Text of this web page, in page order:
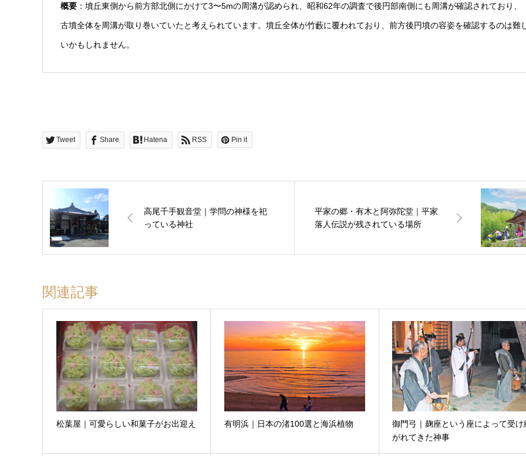
概要 ：墳丘東側から前方部北側にかけて3〜5mの周溝が認められ、昭和62年の調査で後円部南側にも周溝が確認されており、
古墳全体を周溝が取り巻いていたと考えられています。墳丘全体が竹藪に覆われており、前方後円墳の容姿を確認するのは難
いかもしれません。
Tweet Share Hatena RSS Pin it
高尾千手観音堂｜学問の神様を祀
っている神社
平家の郷・有木と阿弥陀堂｜平家
落人伝説が残されている場所
関連記事
松葉屋｜可愛らしい和菓子がお出迎え 有明浜｜日本の渚100選と海浜植物
御門弓｜麹座という座によって受け
がれてきた神事